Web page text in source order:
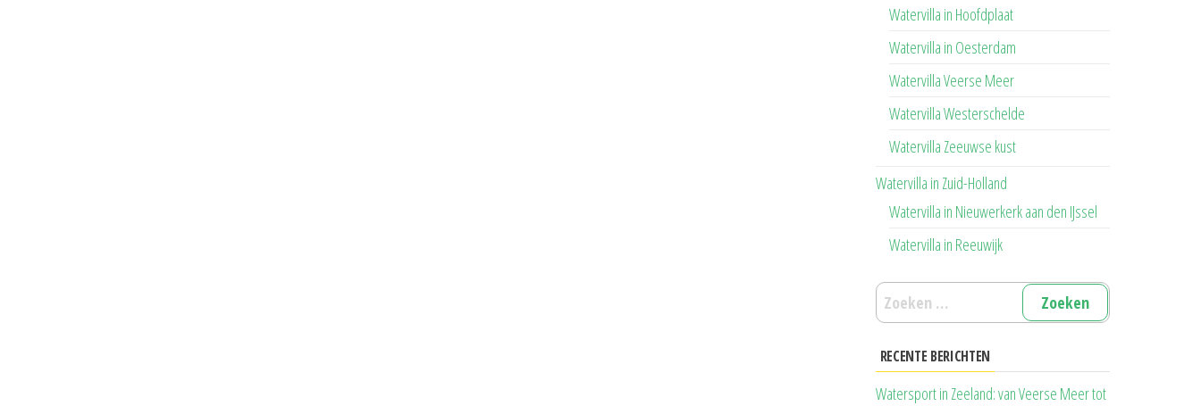
Watervilla in Hoofdplaat
Watervilla in Oesterdam
Watervilla Veerse Meer
Watervilla Westerschelde
Watervilla Zeeuwse kust
Watervilla in Zuid-Holland
Watervilla in Nieuwerkerk aan den IJssel
Watervilla in Reeuwijk
Zoeken
naar:
RECENTE BERICHTEN
Watersport in Zeeland: van Veerse Meer tot